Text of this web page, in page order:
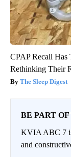
CPAP Recall Has
Rethinking Their
The Sleep Digest
BE PART
KVIA ABC 7
and